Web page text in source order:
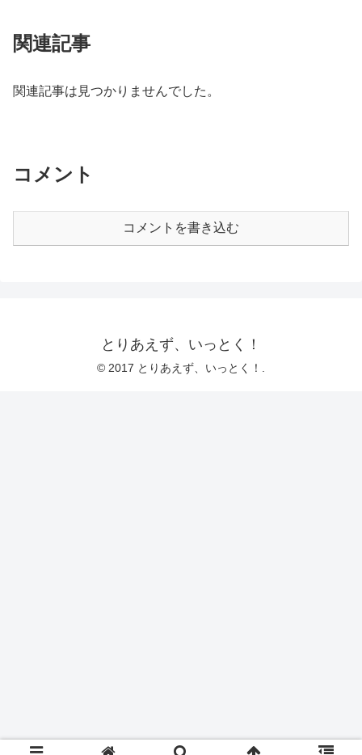
関連記事
関連記事は見つかりませんでした。
コメント
コメントを書き込む
とりあえず、いっとく！
© 2017 とりあえず、いっとく！.